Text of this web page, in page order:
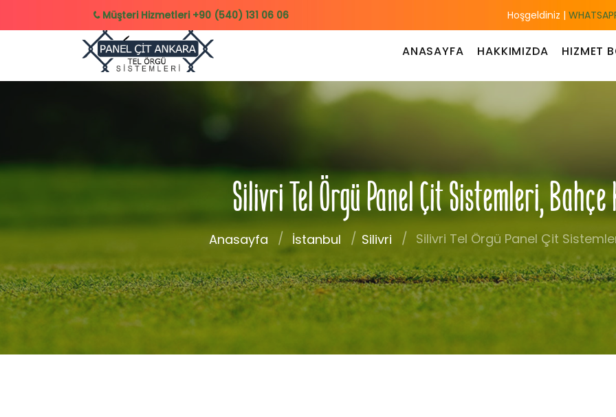
Müşteri Hizmetleri +90 (540) 131 06 06 Hoşgeldiniz |
ANASAYFA HAKKIMIZDA HIZMET
Silivri Tel Örgü Panel Çit Sistemleri,
Anasayfa İstanbul Silivri Silivri Tel Örgü Panel Çit